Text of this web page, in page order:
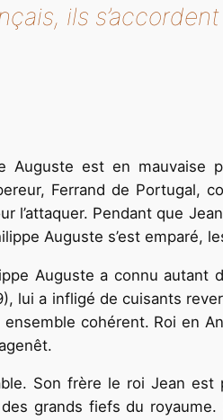
ils
Auguste est en mauvaise
Ferrand de Portugal,
l’attaquer. Pendant que
Auguste s’est emparé,
Auguste a connu
lui a infligé de cuisants
cohérent. Roi en
Son frère le roi Jean
grands fiefs du